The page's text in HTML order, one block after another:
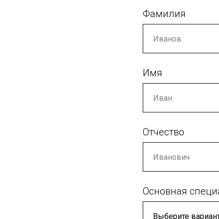
Фамилия
Имя
Отчество
Основная